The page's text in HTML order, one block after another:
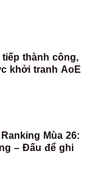
thành công,
khởi tranh AoE
Mùa 26:
– Đấu để ghi